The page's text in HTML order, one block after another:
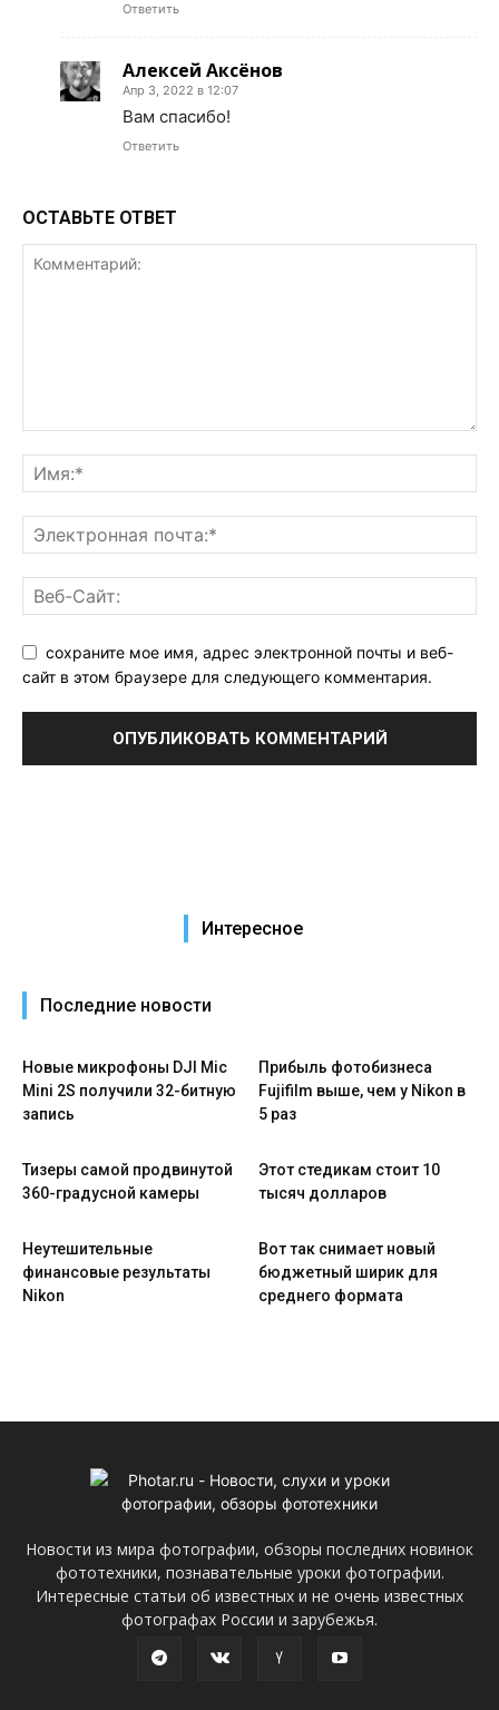
Ответить
Алексей Аксёнов
Апр 3, 2022 в 12:07
Вам спасибо!
Ответить
ОСТАВЬТЕ ОТВЕТ
сохраните мое имя, адрес электронной почты и веб-
сайт в этом браузере для следующего комментария.
Интересное
Последние новости
Новые микрофоны DJI Mic
Mini 2S получили 32-битную
запись
Прибыль фотобизнеса
Fujifilm выше, чем у Nikon в
5 раз
Тизеры самой продвинутой
360-градусной камеры
Этот стедикам стоит 10
тысяч долларов
Неутешительные
финансовые результаты
Nikon
Вот так снимает новый
бюджетный ширик для
среднего формата
Новости из мира фотографии, обзоры последних новинок
фототехники, познавательные уроки фотографии.
Интересные статьи об известных и не очень известных
фотографах России и зарубежья.